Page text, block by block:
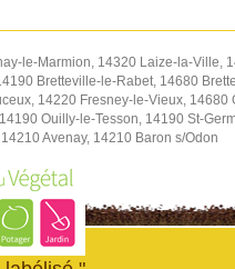
le-Marmion, 14320 Laize-la-Ville,
Bretteville-le-Rabet, 14680
14220 Fresney-le-Vieux,
Ouilly-le-Tesson, 14190 St-
Avenay, 14210 Baron s/Odon